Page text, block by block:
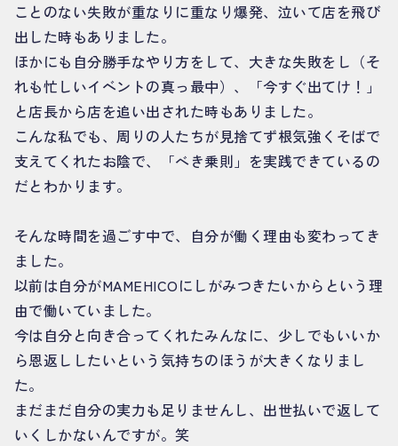
ことのない失敗が重なりに重なり爆発、泣いて店を飛び
出した時もありました。
ほかにも自分勝手なやり方をして、大きな失敗をし（そ
れも忙しいイベントの真っ最中）、「今すぐ出てけ！」
と店長から店を追い出された時もありました。
こんな私でも、周りの人たちが見捨てず根気強くそばで
支えてくれたお陰で、「べき乗則」を実践できているの
だとわかります。
そんな時間を過ごす中で、自分が働く理由も変わってき
ました。
以前は自分がMAMEHICOにしがみつきたいからという理
由で働いていました。
今は自分と向き合ってくれたみんなに、少しでもいいか
ら恩返ししたいという気持ちのほうが大きくなりまし
た。
まだまだ自分の実力も足りませんし、出世払いで返して
いくしかないんですが。笑